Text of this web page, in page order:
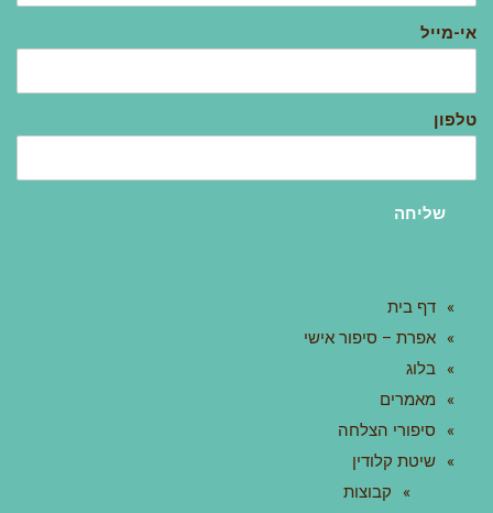
אי-מייל
טלפון
שליחה
דף בית
אפרת – סיפור אישי
בלוג
מאמרים
סיפורי הצלחה
שיטת קלודין
קבוצות